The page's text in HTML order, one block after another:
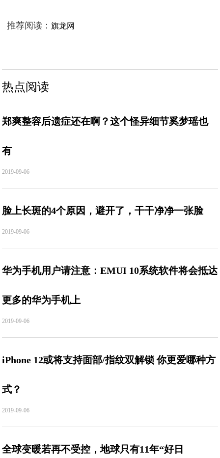
推荐阅读：旗龙网
热点阅读
郑爽整容后遗症还在啊？这个怪异细节奚梦瑶也
有
2019-09-06
脸上长斑的4个原因，避开了，干干净净一张脸
2019-09-06
华为手机用户请注意：EMUI 10系统软件将会抵达
更多的华为手机上
2019-09-06
iPhone 12或将支持面部/指纹双解锁 你更爱哪种方
式？
2019-09-06
全球变暖若再不受控，地球只有11年“好日